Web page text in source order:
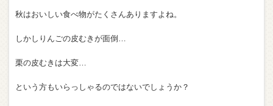
秋はおいしい食べ物がたくさんありますよね。
しかしりんごの皮むきが面倒…
栗の皮むきは大変…
という方もいらっしゃるのではないでしょうか？